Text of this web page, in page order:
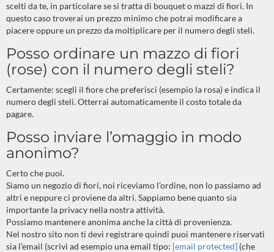
scelti da te, in particolare se si tratta di bouquet o mazzi di fiori. In
questo caso troverai un prezzo minimo che potrai modificare a
piacere oppure un prezzo da moltiplicare per il numero degli steli.
Posso ordinare un mazzo di fiori
(rose) con il numero degli steli?
Certamente: scegli il fiore che preferisci (esempio la rosa) e indica il
numero degli steli. Otterrai automaticamente il costo totale da
pagare.
Posso inviare l’omaggio in modo
anonimo?
Certo che puoi.
Siamo un negozio di fiori, noi riceviamo l’ordine, non lo passiamo ad
altri e neppure ci proviene da altri. Sappiamo bene quanto sia
importante la privacy nella nostra attività.
Possiamo mantenere anonima anche la città di provenienza.
Nel nostro sito non ti devi registrare quindi puoi mantenere riservati
sia l’email (scrivi ad esempio una email tipo: [email protected] (che